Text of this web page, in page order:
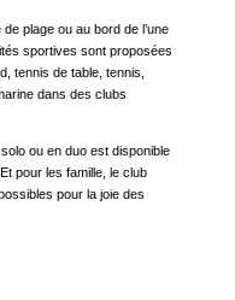
plage ou au bord de l’une
sportives sont proposées
tennis de table, tennis,
dans des clubs
ou en duo est disponible
pour les famille, le club
pour la joie des